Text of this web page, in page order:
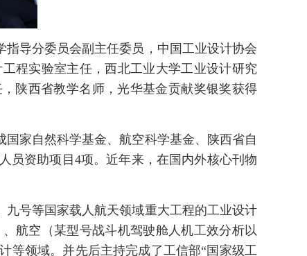
导分委员会副主任委员，中国工业设计协会
程实验室主任，西北工业大学工业设计研究
陕西省教学名师，光华基金贡献奖银奖获得
家自然科学基金、航空科学基金、陕西省自
员资助项目4项。近年来，在国内外核心刊物
号等国家载人航天领域重大工程的工业设计
航空（某型号战斗机驾驶舱人机工效分析以
等领域。并先后主持完成了工信部“国家级工